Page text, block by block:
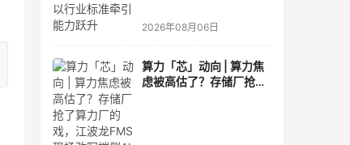
2026年08月06日
算力「芯」动向 | 算力焦
虑被高估了？存储厂抢了